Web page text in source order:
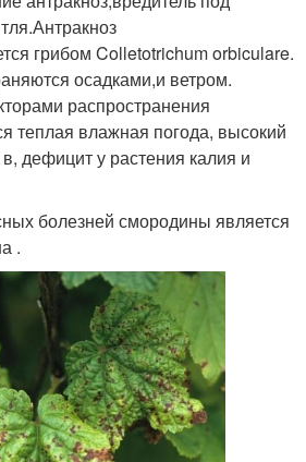
грибом Colletotrichum orbiculare.
осадками,и ветром.
распространения
теплая влажная погода, высокий
дефицит у растения калия и
болезней смородины является
.